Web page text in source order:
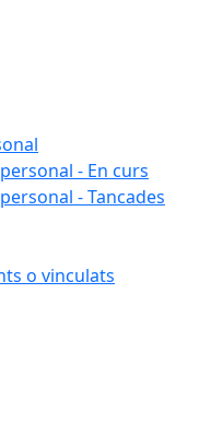
- En curs
- Tancades
o vinculats